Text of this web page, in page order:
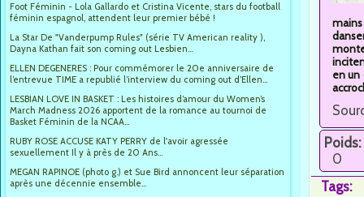
Foot Féminin - Lola Gallardo et Cristina Vicente, stars du football
féminin espagnol, attendent leur premier bébé !
La Star De "Vanderpump Rules" (série TV American reality ),
Dayna Kathan fait son coming out Lesbien...
ELLEN DEGENERES : Pour commémorer le 20e anniversaire de
l’entrevue TIME a republié l’interview du coming out d’Ellen...
LESBIAN LOVE IN BASKET : Les histoires d’amour du Women’s
March Madness 2026 apportent de la romance au tournoi de
Basket Féminin de la NCAA...
RUBY ROSE ACCUSE KATY PERRY de l'avoir agressée
sexuellement Il y à près de 20 Ans...
MEGAN RAPINOE (photo g.) et Sue Bird annoncent leur séparation
après une décennie ensemble...
en un
Poids:
0
Tags: